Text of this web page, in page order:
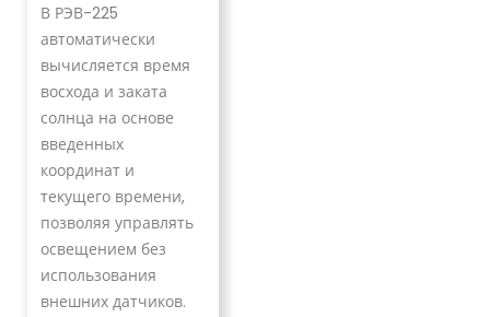
В РЭВ-225
автоматически
вычисляется время
восхода и заката
солнца на основе
введенных
координат и
текущего времени,
позволяя управлять
освещением без
использования
внешних датчиков.